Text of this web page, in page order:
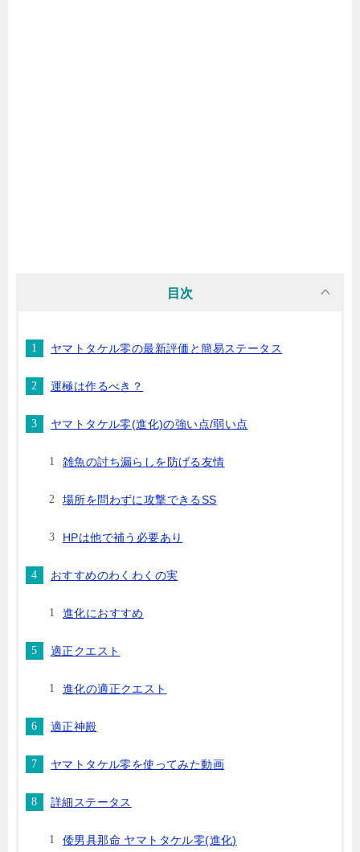
目次
ヤマトタケル零の最新評価と簡易ステータス
運極は作るべき？
ヤマトタケル零(進化)の強い点/弱い点
雑魚の討ち漏らしを防げる友情
場所を問わずに攻撃できるSS
HPは他で補う必要あり
おすすめのわくわくの実
進化におすすめ
適正クエスト
進化の適正クエスト
適正神殿
ヤマトタケル零を使ってみた動画
詳細ステータス
倭男具那命 ヤマトタケル零(進化)